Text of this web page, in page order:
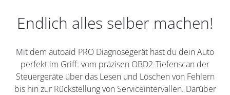
Endlich alles selber machen!
Mit dem autoaid PRO Diagnosegerät hast du dein Auto
perfekt im Griff: vom präzisen OBD2-Tiefenscan der
Steuergeräte über das Lesen und Löschen von Fehlern
bis hin zur Rückstellung von Serviceintervallen. Darüber